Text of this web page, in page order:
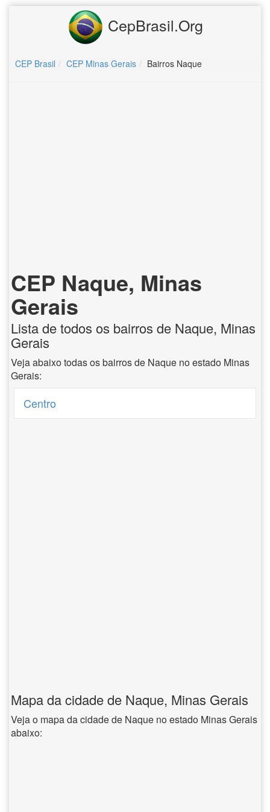
CepBrasil.Org
CEP Brasil CEP Minas Gerais Bairros Naque
CEP Naque, Minas
Gerais
Lista de todos os bairros de Naque, Minas
Gerais
Veja abaixo todas os bairros de Naque no estado Minas
Gerais:
Centro
Mapa da cidade de Naque, Minas Gerais
Veja o mapa da cidade de Naque no estado Minas Gerais
abaixo: